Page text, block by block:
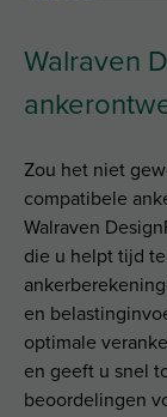
Walraven
Zou het niet
compatibele
Walraven
die u helpt tijd
en
optimale
en geeft u snel
beoordelingen